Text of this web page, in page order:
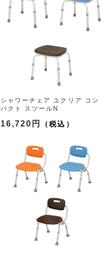
シャワーチェア ユクリア コン
パクト スツールN
16,720円